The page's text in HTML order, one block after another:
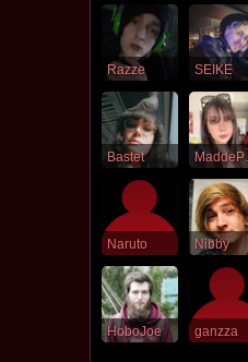
Razze SEIKE
Bastet
Naruto Nibby
HoboJoe ganzza